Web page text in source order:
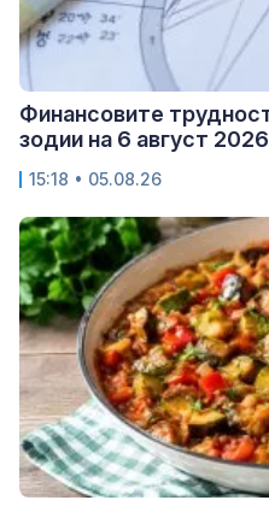
Финансовите
зодии на 6 август
15:18 • 05.08.26